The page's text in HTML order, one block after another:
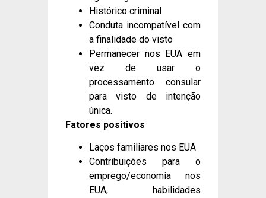
Histórico criminal
Conduta incompatível com
a finalidade do visto
Permanecer nos EUA em
vez de usar o
processamento consular
para visto de intenção
única.
Fatores positivos
Laços familiares nos EUA
Contribuições para o
emprego/economia nos
EUA, habilidades